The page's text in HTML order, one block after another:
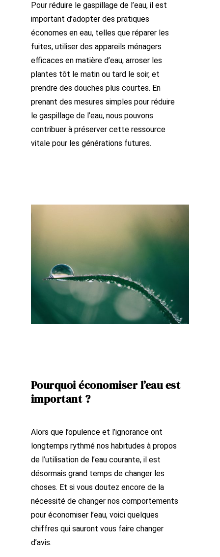
Pour réduire le gaspillage de l’eau, il est
important d’adopter des pratiques
économes en eau, telles que réparer les
fuites, utiliser des appareils ménagers
efficaces en matière d’eau, arroser les
plantes tôt le matin ou tard le soir, et
prendre des douches plus courtes. En
prenant des mesures simples pour réduire
le gaspillage de l’eau, nous pouvons
contribuer à préserver cette ressource
vitale pour les générations futures.
Pourquoi économiser l’eau est
important ?
Alors que l’opulence et l’ignorance ont
longtemps rythmé nos habitudes à propos
de l’utilisation de l’eau courante, il est
désormais grand temps de changer les
choses. Et si vous doutez encore de la
nécessité de changer nos comportements
pour économiser l’eau, voici quelques
chiffres qui sauront vous faire changer
d’avis.